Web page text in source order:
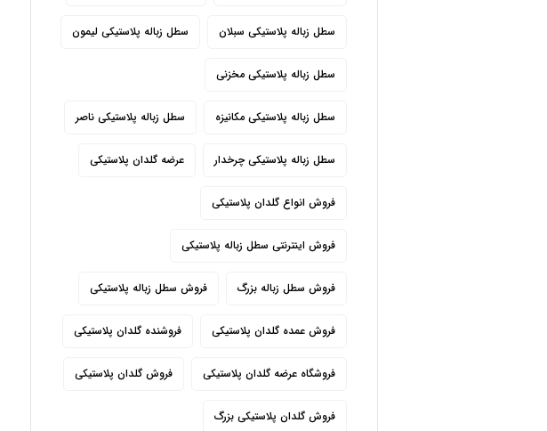
سطل زباله پلاستیکی سبلان سطل زباله پلاستیکی لیمون
سطل زباله پلاستیکی مخزنی
سطل زباله پلاستیکی مکانیزه سطل زباله پلاستیکی ناصر
سطل زباله پلاستیکی چرخدار عرضه گلدان پلاستیکی
فروش انواع گلدان پلاستیکی
فروش اینترنتی سطل زباله پلاستیکی
فروش سطل زباله بزرگ فروش سطل زباله پلاستیکی
فروش عمده گلدان پلاستیکی فروشنده گلدان پلاستیکی
فروشگاه عرضه گلدان پلاستیکی فروش گلدان پلاستیکی
فروش گلدان پلاستیکی بزرگ